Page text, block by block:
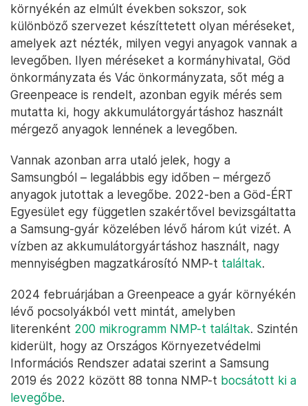
környékén az elmúlt években sokszor, sok
különböző szervezet készíttetett olyan méréseket,
amelyek azt nézték, milyen vegyi anyagok vannak a
levegőben. Ilyen méréseket a kormányhivatal, Göd
önkormányzata és Vác önkormányzata, sőt még a
Greenpeace is rendelt, azonban egyik mérés sem
mutatta ki, hogy akkumulátorgyártáshoz használt
mérgező anyagok lennének a levegőben.
Vannak azonban arra utaló jelek, hogy a
Samsungból – legalábbis egy időben – mérgező
anyagok jutottak a levegőbe. 2022-ben a Göd-ÉRT
Egyesület egy független szakértővel bevizsgáltatta
a Samsung-gyár közelében lévő három kút vizét. A
vízben az akkumulátorgyártáshoz használt, nagy
mennyiségben magzatkárosító NMP-t találtak.
2024 februárjában a Greenpeace a gyár környékén
lévő pocsolyákból vett mintát, amelyben
literenként 200 mikrogramm NMP-t találtak. Szintén
kiderült, hogy az Országos Környezetvédelmi
Információs Rendszer adatai szerint a Samsung
2019 és 2022 között 88 tonna NMP-t bocsátott ki a
levegőbe.